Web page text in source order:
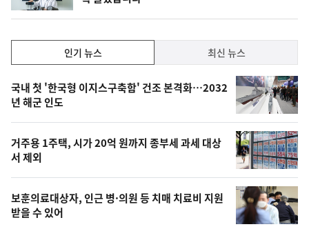
계
락
기,
최
신,
오
늘
의
영
상
인기 뉴스 최신 뉴스
기
뉴
스
국내 첫 '한국형 이지스구축함' 건조 본격화…2032
년 해군 인도
거주용 1주택, 시가 20억 원까지 종부세 과세 대상
서 제외
보훈의료대상자, 인근 병·의원 등 치매 치료비 지원
받을 수 있어